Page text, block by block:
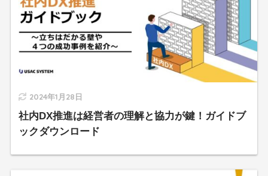
2024年1月28日
社内DX推進は経営者の理解と協力が鍵！ガイドブ
ックダウンロード